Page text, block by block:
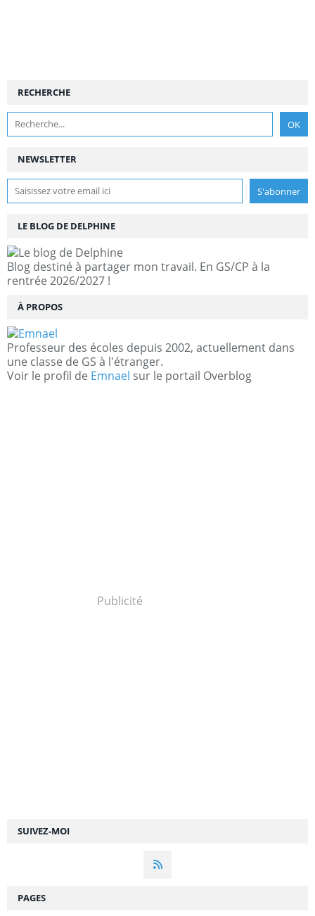
NEWSLETTER
SUIVEZ-MOI
RECHERCHE
LE BLOG DE DELPHINE
Blog destiné à partager mon travail. En GS/CP à la
rentrée 2026/2027 !
À PROPOS
Professeur des écoles depuis 2002, actuellement dans
une classe de GS à l'étranger.
Voir le profil de Emnael sur le portail Overblog
Publicité
PAGES